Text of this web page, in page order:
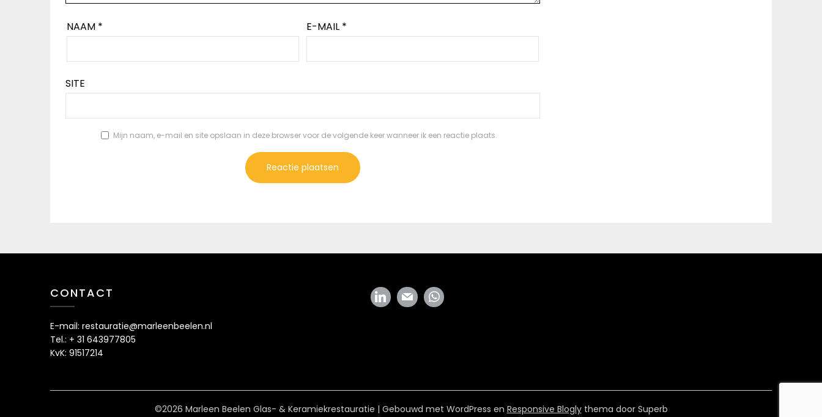
NAAM * E-MAIL *
SITE
Mijn naam, e-mail en site opslaan in deze browser voor de volgende keer wanneer ik een reactie plaats.
CONTACT
E-mail: restauratie@marleenbeelen.nl
Tel.: + 31 643977805
KvK: 91517214
©2026 Marleen Beelen Glas- & Keramiekrestauratie | Gebouwd met WordPress en Responsive Bloglythema door Superb